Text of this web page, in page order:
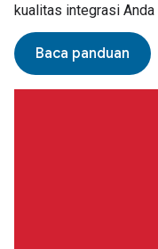
kualitas integrasi Anda
Baca panduan